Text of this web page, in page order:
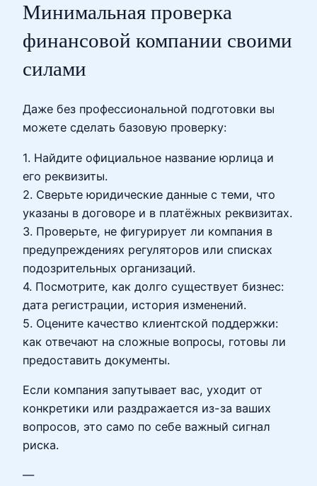
Минимальная проверка
финансовой компании своими
силами
Даже без профессиональной подготовки вы
можете сделать базовую проверку:
1. Найдите официальное название юрлица и
его реквизиты.
2. Сверьте юридические данные с теми, что
указаны в договоре и в платёжных реквизитах.
3. Проверьте, не фигурирует ли компания в
предупреждениях регуляторов или списках
подозрительных организаций.
4. Посмотрите, как долго существует бизнес:
дата регистрации, история изменений.
5. Оцените качество клиентской поддержки:
как отвечают на сложные вопросы, готовы ли
предоставить документы.
Если компания запутывает вас, уходит от
конкретики или раздражается из-за ваших
вопросов, это само по себе важный сигнал
риска.
—